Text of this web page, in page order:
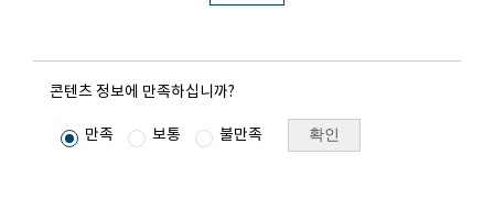
콘텐츠 정보에 만족하십니까?
만족 보통 불만족 확인